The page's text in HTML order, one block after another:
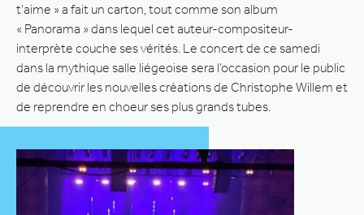
t’aime » a fait un carton, tout comme son album
« Panorama » dans lequel cet auteur-compositeur-
interprète couche ses vérités. Le concert de ce samedi
dans la mythique salle liégeoise sera l’occasion pour le public
de découvrir les nouvelles créations de Christophe Willem et
de reprendre en choeur ses plus grands tubes.